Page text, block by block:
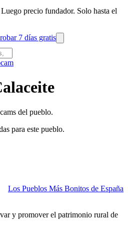
Luego precio fundador. Solo hasta el
7 días gratis
del pueblo.
para este pueblo.
Los Pueblos Más Bonitos de España
y promover el patrimonio rural de